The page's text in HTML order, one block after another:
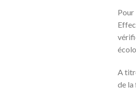
Pour
A
de la